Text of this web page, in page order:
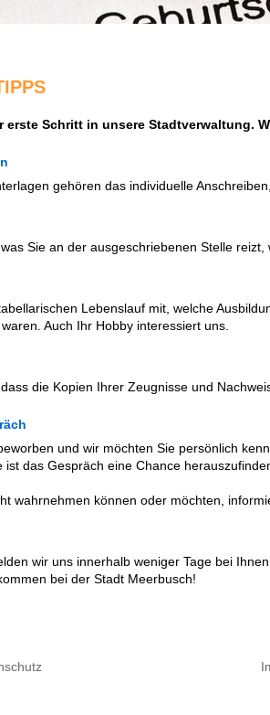
erste Schritt in unsere Stadtverwaltung.
gehören das individuelle
Sie an der ausgeschriebenen Stelle
Lebenslauf mit, welche
Auch Ihr Hobby interessiert uns.
die Kopien Ihrer Zeugnisse und
und wir möchten Sie persönlich
ist das Gespräch eine Chance
wahrnehmen können oder möchten,
wir uns innerhalb weniger Tage bei
bei der Stadt Meerbusch!